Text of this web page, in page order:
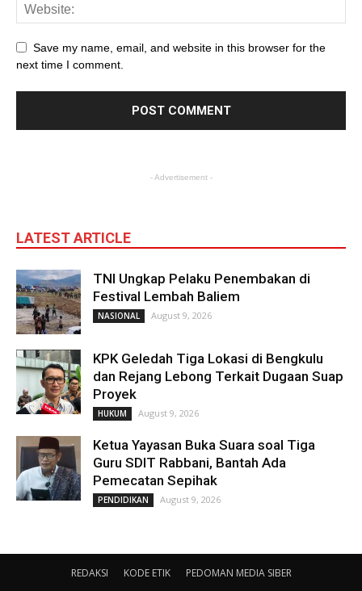
Save my name, email, and website in this browser for the
next time I comment.
- Advertisement -
LATEST ARTICLE
TNI Ungkap Pelaku Penembakan di
Festival Lembah Baliem
NASIONAL August 9, 2026
KPK Geledah Tiga Lokasi di Bengkulu
dan Rejang Lebong Terkait Dugaan Suap
Proyek
HUKUM August 9, 2026
Ketua Yayasan Buka Suara soal Tiga
Guru SDIT Rabbani, Bantah Ada
Pemecatan Sepihak
PENDIDIKAN August 9, 2026
REDAKSI KODE ETIK PEDOMAN MEDIA SIBER